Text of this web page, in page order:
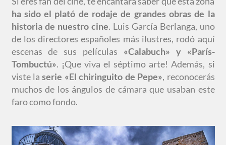
ha sido el plató de rodaje de grandes obras de la
historia de nuestro cine. Luis García Berlanga, uno
de los directores españoles más ilustres, rodó aquí
escenas de sus películas «Calabuch» y «París-
Tombuctú». ¡Que viva el séptimo arte! Además, si
viste laserie «El chiringuito de Pepe», reconocerás
muchos de los ángulos de cámara que usaban este
faro como fondo.